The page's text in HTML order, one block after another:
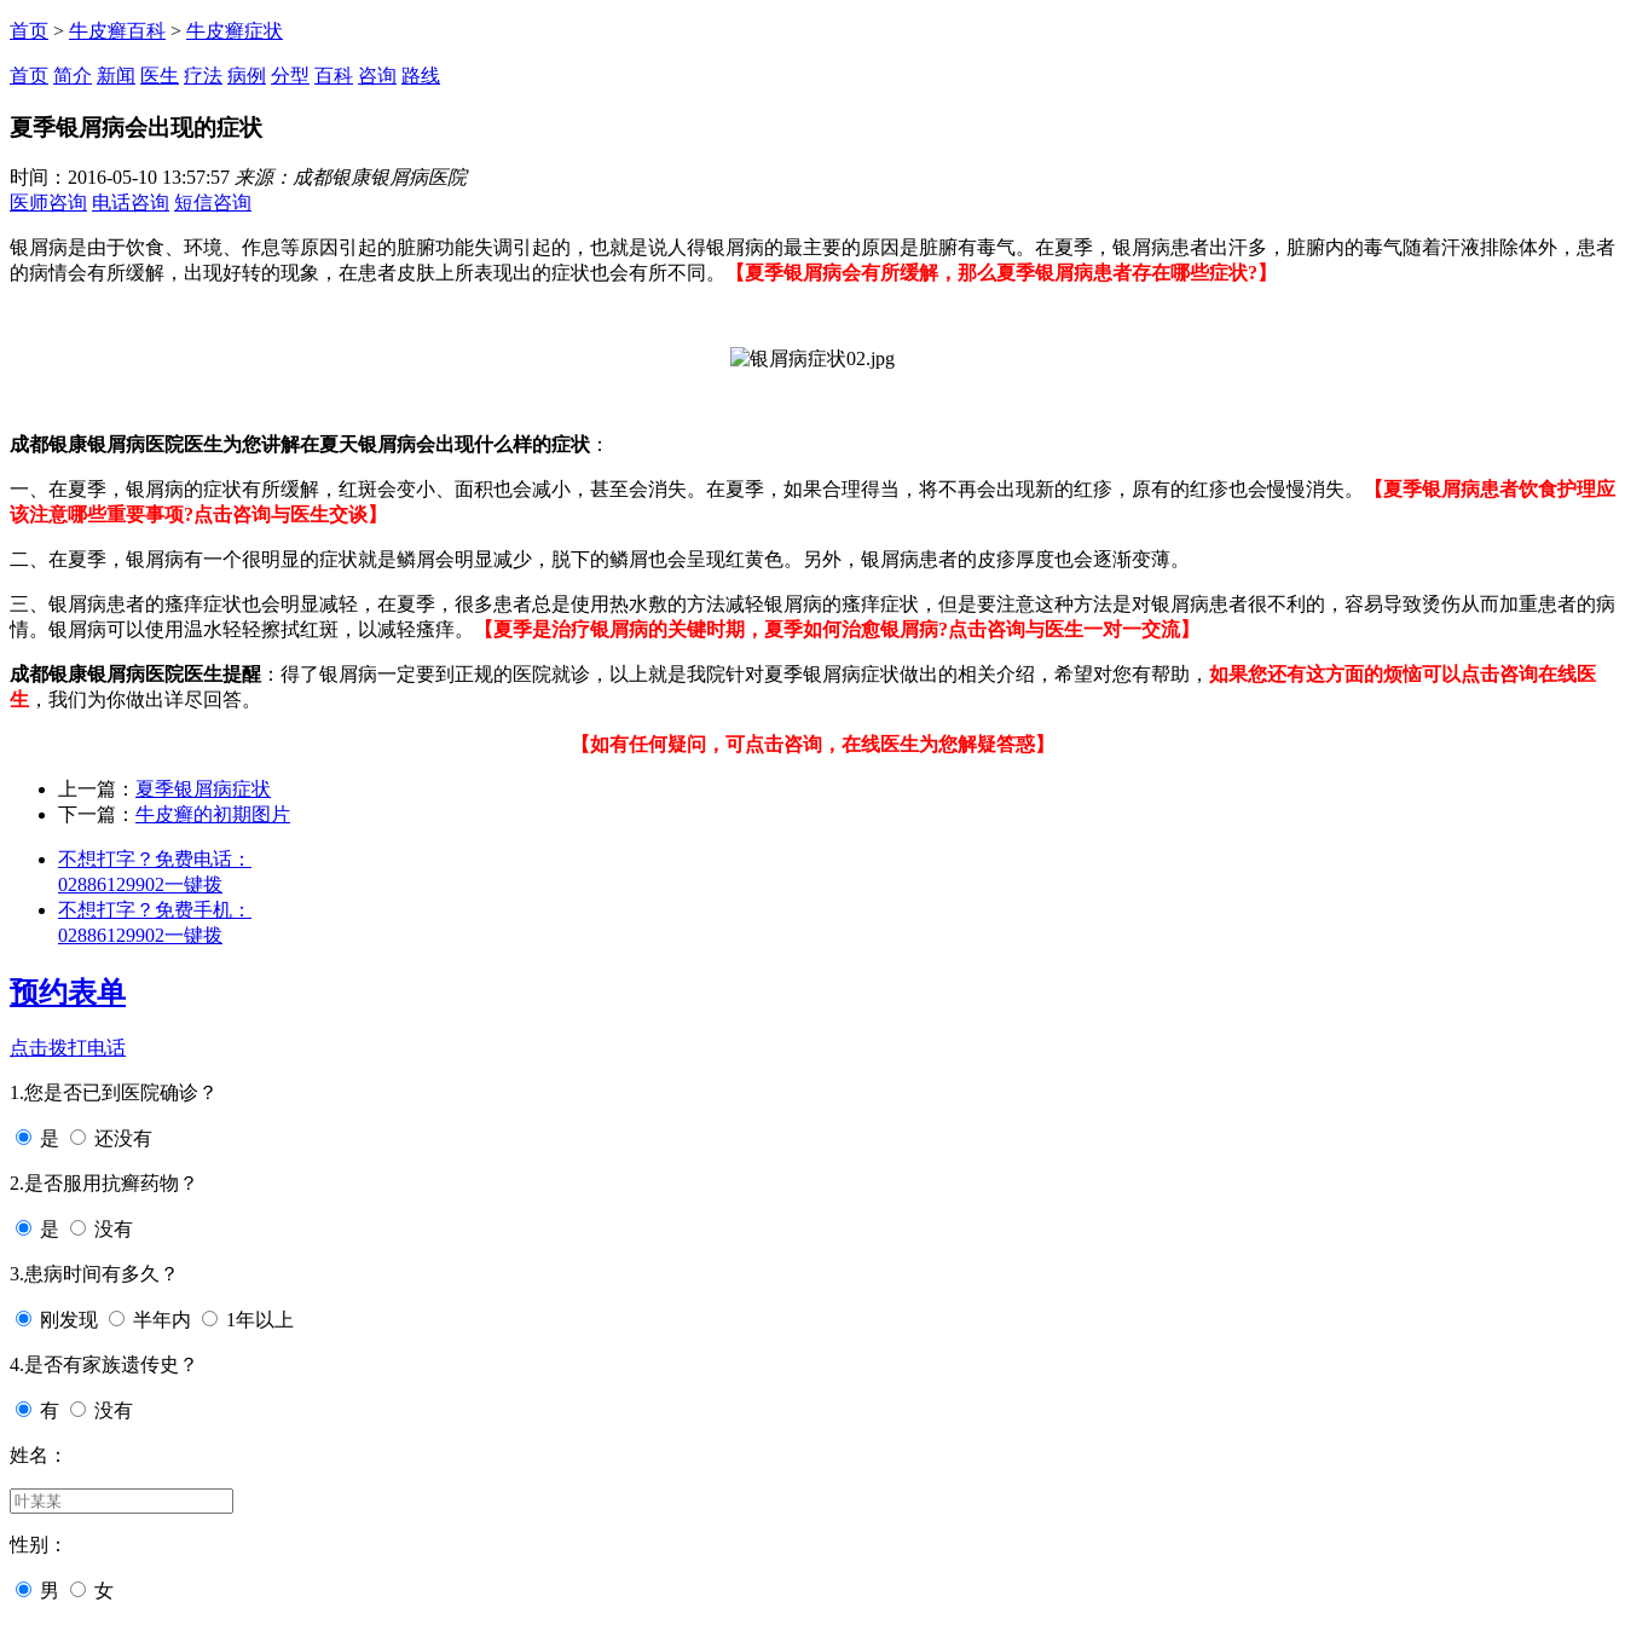
首页 > 牛皮癣百科 > 牛皮癣症状
首页 简介 新闻 医生 疗法 病例 分型 百科 咨询 路线
夏季银屑病会出现的症状
时间：2016-05-10 13:57:57 来源：成都银康银屑病医院
医师咨询 电话咨询 短信咨询
银屑病是由于饮食、环境、作息等原因引起的脏腑功能失调引起的，也就是说人得银屑病的最主要的原因是脏腑有毒气。在夏季，银屑病患者出汗多，脏腑内的毒气随着汗液排除体外，患者
的病情会有所缓解，出现好转的现象，在患者皮肤上所表现出的症状也会有所不同。
【夏季银屑病会有所缓解，那么夏季银屑病患者存在哪些症状?】
成都银康银屑病医院医生为您讲解在夏天银屑病会出现什么样的症状 ：
一、在夏季，银屑病的症状有所缓解，红斑会变小、面积也会减小，甚至会消失。在夏季，如果合理得当，将不再会出现新的红疹，原有的红疹也会慢慢消失。
【夏季银屑病患者饮食护理应
该注意哪些重要事项?点击咨询与医生交谈】
二、在夏季，银屑病有一个很明显的症状就是鳞屑会明显减少，脱下的鳞屑也会呈现红黄色。另外，银屑病患者的皮疹厚度也会逐渐变薄。
三、银屑病患者的瘙痒症状也会明显减轻，在夏季，很多患者总是使用热水敷的方法减轻银屑病的瘙痒症状，但是要注意这种方法是对银屑病患者很不利的，容易导致烫伤从而加重患者的病
情。银屑病可以使用温水轻轻擦拭红斑，以减轻瘙痒。
【夏季是治疗银屑病的关键时期，夏季如何治愈银屑病?点击咨询与医生一对一交流】
成都银康银屑病医院医生提醒 ：得了银屑病一定要到正规的医院就诊，以上就是我院针对夏季银屑病症状做出的相关介绍，希望对您有帮助， 如果您还有这方面的烦恼可以点击咨询在线医
生 ，我们为你做出详尽回答。
【如有任何疑问，可点击咨询，在线医生为您解疑答惑】
上一篇： 夏季银屑病症状
下一篇： 牛皮癣的初期图片
不想打字？免费电话：
02886129902一键拨
不想打字？免费手机：
02886129902一键拨
预约表单
点击拨打电话
1.您是否已到医院确诊？
是 还没有
2.是否服用抗癣药物？
是 没有
3.患病时间有多久？
刚发现 半年内 1年以上
4.是否有家族遗传史？
有 没有
姓名：
性别：
男 女